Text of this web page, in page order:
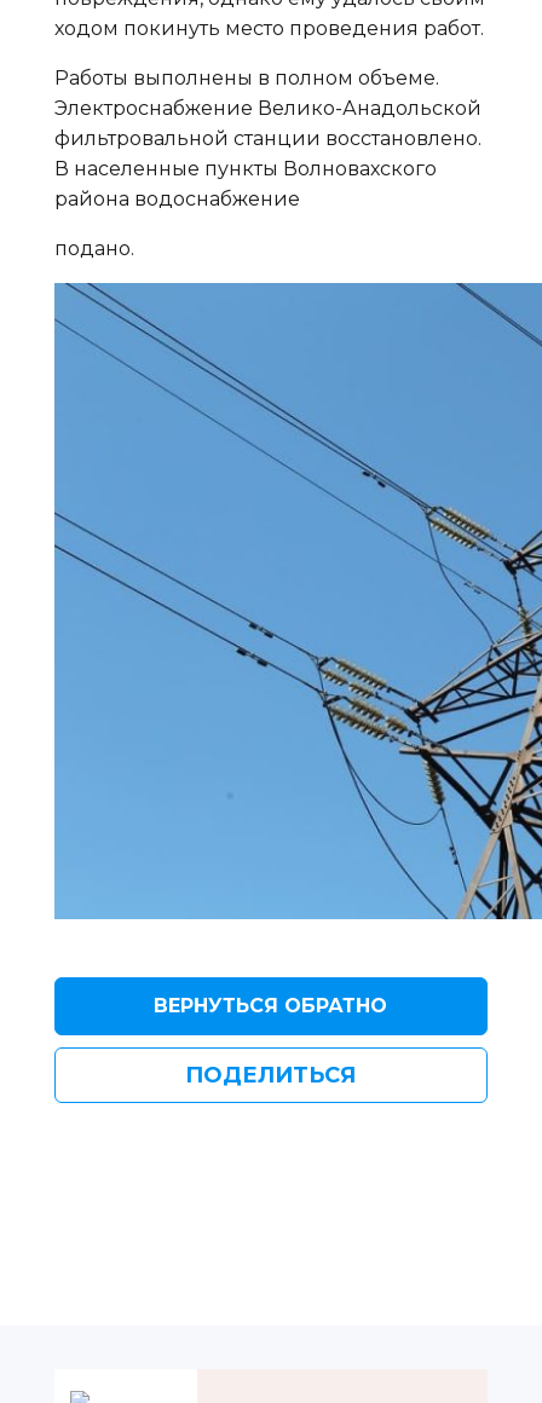
ходом покинуть место проведения работ.
Работы выполнены в полном объеме.
Электроснабжение Велико-Анадольской
фильтровальной станции восстановлено.
В населенные пункты Волновахского
района водоснабжение
подано.
ВЕРНУТЬСЯ ОБРАТНО
ПОДЕЛИТЬСЯ